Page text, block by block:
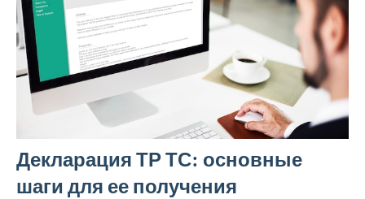
Декларация ТР ТС: основные
шаги для ее получения